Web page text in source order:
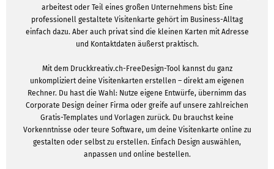
arbeitest oder Teil eines großen Unternehmens bist: Eine
professionell gestaltete Visitenkarte gehört im Business-Alltag
einfach dazu. Aber auch privat sind die kleinen Karten mit Adresse
und Kontaktdaten äußerst praktisch.
Mit dem Druckkreativ.ch-FreeDesign-Tool kannst du ganz
unkompliziert deine Visitenkarten erstellen – direkt am eigenen
Rechner. Du hast die Wahl: Nutze eigene Entwürfe, übernimm das
Corporate Design deiner Firma oder greife auf unsere zahlreichen
Gratis-Templates und Vorlagen zurück. Du brauchst keine
Vorkenntnisse oder teure Software, um deine Visitenkarte online zu
gestalten oder selbst zu erstellen. Einfach Design auswählen,
anpassen und online bestellen.